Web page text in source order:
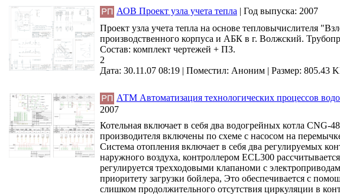
АОВ Проект узла учета тепла | Год выпуска: 2007
Проект узла учета тепла на основе тепловычислителя
производственного корпуса и АБК в г. Волжский.
Состав: комплект чертежей + ПЗ.
2
Дата: 30.11.07 08:19 | Поместил: Аноним | Размер: 805.43
АТМ Автоматизация технологических процессов
2007
Котельная включает в себя два водогрейных котла
производителя включены по схеме с насосом на
Система отопления включает в себя два регулируемых
наружного воздуха, контроллером ECL300
регулируется трехходовыми клапаноми с
приоритету загрузки бойлера, Это обеспечивается с
слишком продолжительного отсутствия циркуляции в